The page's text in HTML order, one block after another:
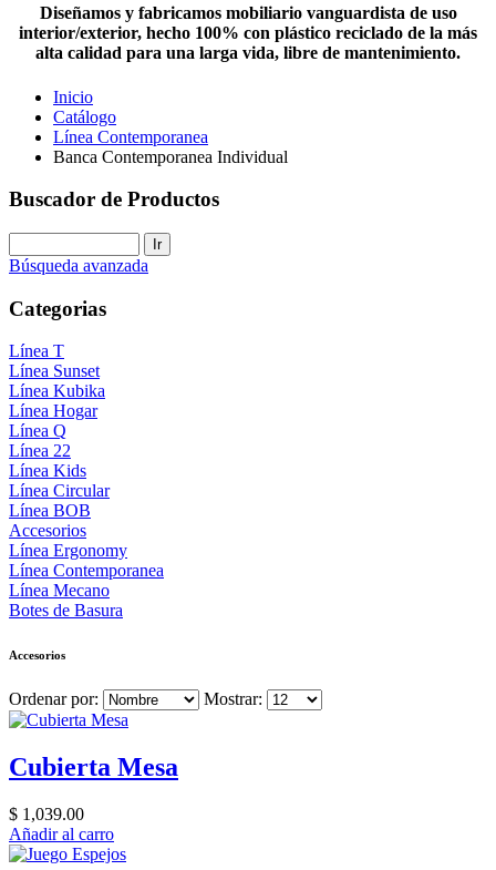
Diseñamos y fabricamos mobiliario vanguardista de uso
interior/exterior, hecho 100% con plástico reciclado de la más
alta calidad para una larga vida, libre de mantenimiento.
Inicio
Catálogo
Línea Contemporanea
Banca Contemporanea Individual
Buscador de Productos
Búsqueda avanzada
Categorias
Línea T
Línea Sunset
Línea Kubika
Línea Hogar
Línea Q
Línea 22
Línea Kids
Línea Circular
Línea BOB
Accesorios
Línea Ergonomy
Línea Contemporanea
Línea Mecano
Botes de Basura
Accesorios
Ordenar por: Mostrar:
Cubierta Mesa
$ 1,039.00
Añadir al carro